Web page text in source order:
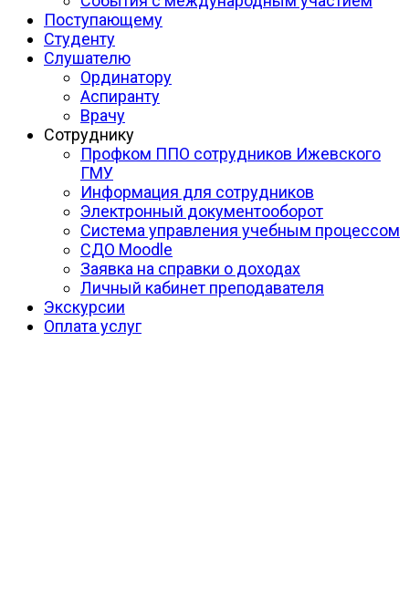
Поступающему
Студенту
Слушателю
Ординатору
Аспиранту
Врачу
Сотруднику
Профком ППО сотрудников Ижевского
ГМУ
Информация для сотрудников
Электронный документооборот
Система управления учебным процессом
СДО Moodle
Заявка на справки о доходах
Личный кабинет преподавателя
Экскурсии
Оплата услуг